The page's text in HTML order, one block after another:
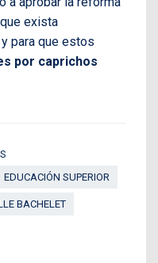
exista
y para que estos
por caprichos
EDUCACIÓN SUPERIOR
BACHELET